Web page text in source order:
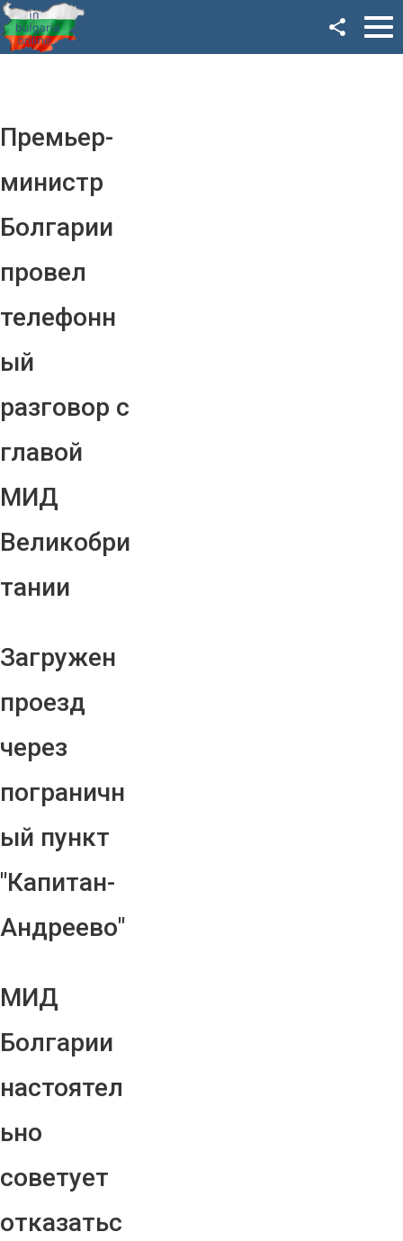
Премьер-
министр
Болгарии
провел
телефонн
ый
разговор с
главой
МИД
Великобри
тании
Загружен
проезд
через
пограничн
ый пункт
"Капитан-
Андреево"
МИД
Болгарии
настоятел
ьно
советует
отказатьс